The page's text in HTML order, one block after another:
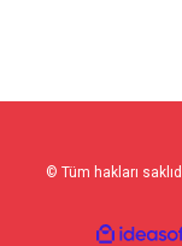
© Tüm hakları